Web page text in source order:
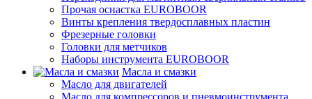
Прочая оснастка EUROBOOR
Винты крепления твердосплавных пластин
Фрезерные головки
Головки для метчиков
Наборы инструмента EUROBOOR
Масла и смазки
Масло для двигателей
Масло для компрессоров и пневмоинструмента